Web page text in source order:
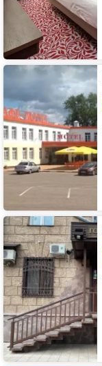
Мотель
Отель
Жар-
батюшка